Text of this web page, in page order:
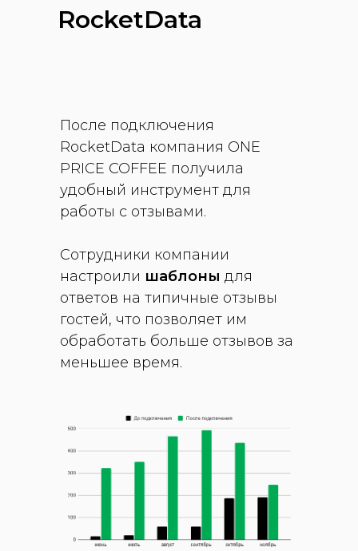
RocketData
После подключения
RocketData компания ONE
PRICE COFFEE получила
удобный инструмент для
работы с отзывами.
Сотрудники компании
настроили шаблоны для
ответов на типичные отзывы
гостей, что позволяет им
обработать больше отзывов за
меньшее время.